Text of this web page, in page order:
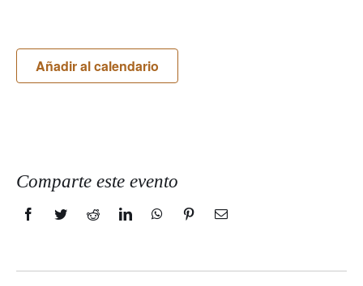
Añadir al calendario
Comparte este evento
FacebookTwitterRedditLinkedInWhatsAppPinterestCorreo